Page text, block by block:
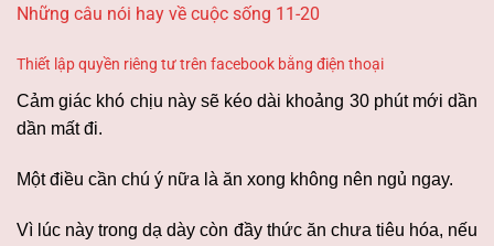
Những câu nói hay về cuộc sống 11-20
Thiết lập quyền riêng tư trên facebook bằng điện thoại
Cảm giác khó chịu này sẽ kéo dài khoảng 30 phút mới dần
dần mất đi.
Một điều cần chú ý nữa là ăn xong không nên ngủ ngay.
Vì lúc này trong dạ dày còn đầy thức ăn chưa tiêu hóa, nếu